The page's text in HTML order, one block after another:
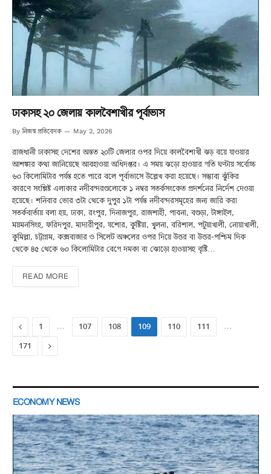
ঢাকাসহ ২০ জেলায় কালবৈশাখীর পূর্বাভাস
By নিজস্ব প্রতিবেদক May 2, 2026
রাজধানী ঢাকাসহ দেশের অন্তত ২০টি জেলার ওপর দিয়ে কালবৈশাখী ঝড় বয়ে যাওয়ার
আশঙ্কার কথা জানিয়েছে আবহাওয়া অধিদপ্তর। এ সময় ঝড়ো হাওয়ার গতি ঘণ্টায় সর্বোচ্চ
৬০ কিলোমিটার পর্যন্ত হতে পারে বলে পূর্বাভাসে উল্লেখ করা হয়েছে। সম্ভাব্য ঝুঁকির
কারণে সংশ্লিষ্ট এলাকার নদীবন্দরগুলোকে ১ নম্বর সতর্কসংকেত প্রদর্শনের নির্দেশ দেওয়া
হয়েছে। শনিবার ভোর ৩টা থেকে দুপুর ১টা পর্যন্ত নদীবন্দরসমূহের জন্য জারি করা
সতর্কবার্তায় বলা হয়, ঢাকা, রংপুর, দিনাজপুর, রাজশাহী, পাবনা, বগুড়া, টাঙ্গাইল,
ময়মনসিংহ, ফরিদপুর, মাদারীপুর, যশোর, কুষ্টিয়া, খুলনা, বরিশাল, পটুয়াখালী, নোয়াখালী,
কুমিল্লা, চট্টগ্রাম, কক্সবাজার ও সিলেট অঞ্চলের ওপর দিয়ে উত্তর বা উত্তর-পশ্চিম দিক
থেকে ৪৫ থেকে ৬০ কিলোমিটার বেগে দমকা বা ঝোড়ো হাওয়াসহ বৃষ্টি…
READ MORE
Previous
1 … 107 108 109 110 111
…
171
Next
ECONOMY NEWS